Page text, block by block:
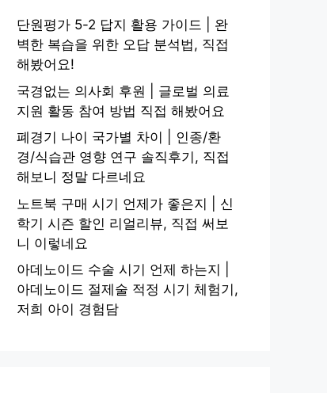
단원평가 5-2 답지 활용 가이드 | 완
벽한 복습을 위한 오답 분석법, 직접
해봤어요!
국경없는 의사회 후원 | 글로벌 의료
지원 활동 참여 방법 직접 해봤어요
폐경기 나이 국가별 차이 | 인종/환
경/식습관 영향 연구 솔직후기, 직접
해보니 정말 다르네요
노트북 구매 시기 언제가 좋은지 | 신
학기 시즌 할인 리얼리뷰, 직접 써보
니 이렇네요
아데노이드 수술 시기 언제 하는지 |
아데노이드 절제술 적정 시기 체험기,
저희 아이 경험담